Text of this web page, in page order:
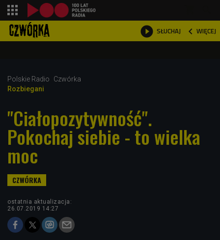
 SŁUCHAJ  WIĘCEJ

Polskie Radio
Czwórka
Rozbiegani
"Ciałopozytywność".
Pokochaj siebie - to wielka
moc
ostatnia aktualizacja:
26.07.2019 14:27